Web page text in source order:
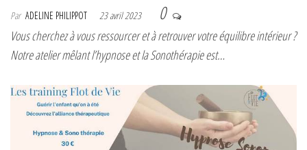
Par ADELINE PHILIPPOT 23 avril 2023 0
Vous cherchez à vous ressourcer et à retrouver votre équilibre intérieur ?
Notre atelier mêlant l’hypnose et la Sonothérapie est…